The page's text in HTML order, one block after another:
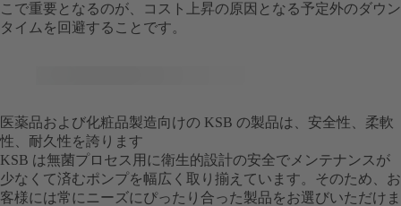
こで重要となるのが、コスト上昇の原因となる予定外のダウン
タイムを回避することです。
医薬品および化粧品製造向けの KSB の製品は、安全性、柔軟
性、耐久性を誇ります
KSB は無菌プロセス用に衛生的設計の安全でメンテナンスが
少なくて済むポンプを幅広く取り揃えています。そのため、お
客様には常にニーズにぴったり合った製品をお選びいただけま